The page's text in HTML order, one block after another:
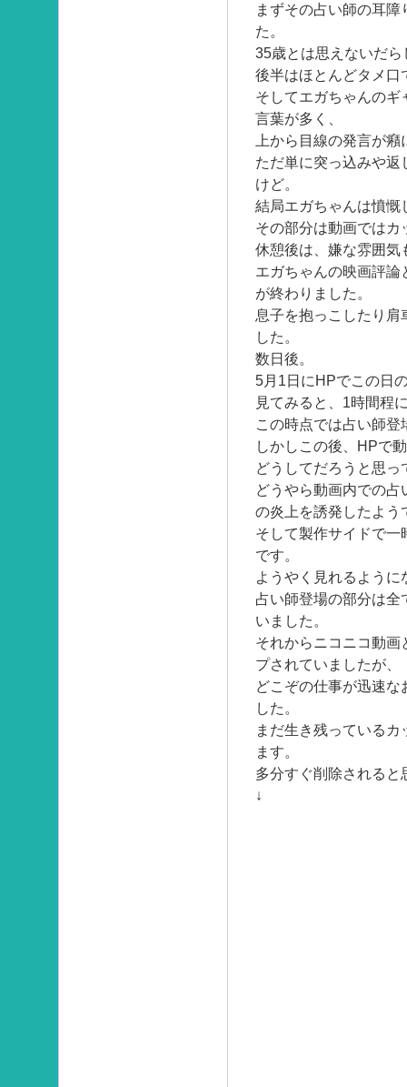
まずその占い師の耳
た。
35歳とは思えないだ
後半はほとんどタメ口
そしてエガちゃんの
言葉が多く、
上から目線の発言が
ただ単に突っ込みや
けど。
結局エガちゃんは憤慨
その部分は動画では
休憩後は、嫌な雰囲気
エガちゃんの映画評
が終わりました。
息子を抱っこしたり
した。
数日後。
5月1日にHPでこの日
見てみると、1時間程
この時点では占い師
しかしこの後、HPで
どうしてだろうと思っ
どうやら動画内での
の炎上を誘発したよう
そして製作サイドで
です。
ようやく見れるよう
占い師登場の部分は
いました。
それからニコニコ動
プされていましたが、
どこぞの仕事が迅速
した。
まだ生き残っている
ます。
多分すぐ削除される
↓